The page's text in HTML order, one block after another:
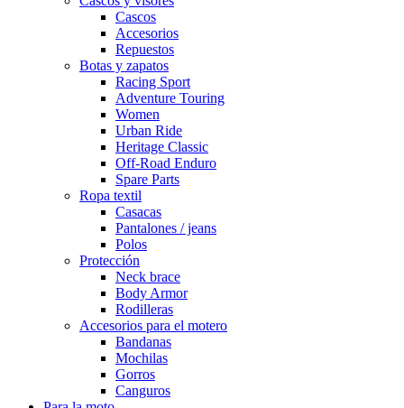
Cascos
Accesorios
Repuestos
Botas y zapatos
Racing Sport
Adventure Touring
Women
Urban Ride
Heritage Classic
Off-Road Enduro
Spare Parts
Ropa textil
Casacas
Pantalones / jeans
Polos
Protección
Neck brace
Body Armor
Rodilleras
Accesorios para el motero
Bandanas
Mochilas
Gorros
Canguros